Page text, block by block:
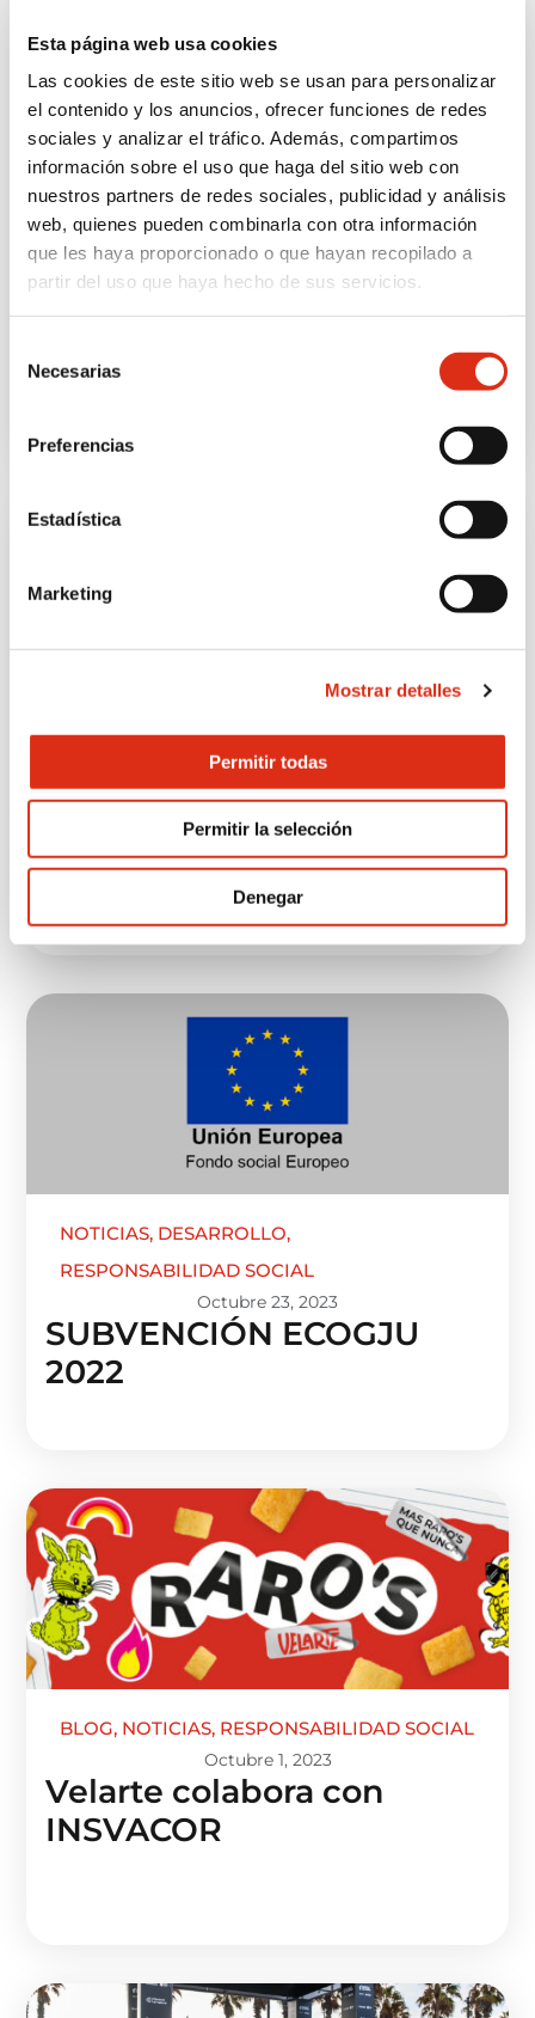
Esta página web usa cookies
Las cookies de este sitio web se usan para personalizar
el contenido y los anuncios, ofrecer funciones de redes
sociales y analizar el tráfico. Además, compartimos
información sobre el uso que haga del sitio web con
nuestros partners de redes sociales, publicidad y análisis
web, quienes pueden combinarla con otra información
que les haya proporcionado o que hayan recopilado a
partir del uso que haya hecho de sus servicios.
Necesarias
Preferencias
Estadística
Marketing
Mostrar detalles
Permitir todas
Permitir la selección
Denegar
BLOG NOTICIAS
RESPONSABILIDAD
SOCIAL, SOCIEDAD
Noviembre 20, 2023
Colaboración con el Club
de Atletismo Von Hippel
BLOG,MEDIOAMBIENTE,NOTICIAS,
Noviembre 3, 2023
Velarte y Expedició
Cavanilles.
NOTICIAS, DESARROLLO,
RESPONSABILIDAD SOCIAL
Octubre 23, 2023
SUBVENCIÓN ECOGJU
2022
BLOG, NOTICIAS, RESPONSABILIDAD SOCIAL
Octubre 1, 2023
Velarte colabora con
INSVACOR